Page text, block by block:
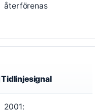
återförenas
Tidlinjesignal
2001: